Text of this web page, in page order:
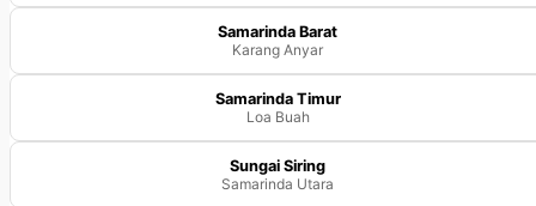
Samarinda Barat
Karang Anyar
Samarinda Timur
Loa Buah
Sungai Siring
Samarinda Utara